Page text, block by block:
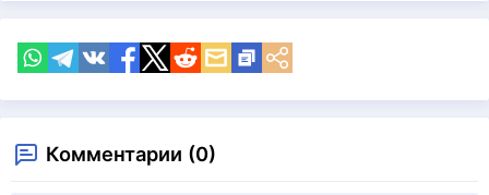
Комментарии (0)